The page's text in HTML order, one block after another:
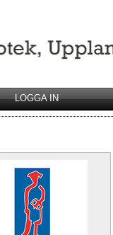
LOGGA IN